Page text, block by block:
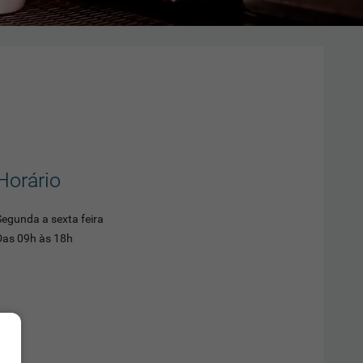
a sexta feira
09h às 18h